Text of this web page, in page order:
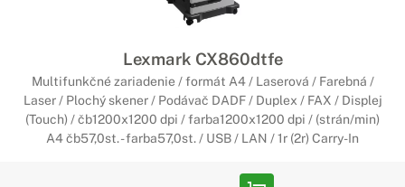
Lexmark CX860dtfe
Multifunkčné zariadenie / formát A4 / Laserová / Farebná /
Laser / Plochý skener / Podávač DADF / Duplex / FAX / Displej
(Touch) / čb1200x1200 dpi / farba1200x1200 dpi / (strán/min)
A4 čb57,0st. - farba57,0st. / USB / LAN / 1r (2r) Carry-In